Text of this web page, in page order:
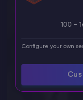
100 -
Configure your own